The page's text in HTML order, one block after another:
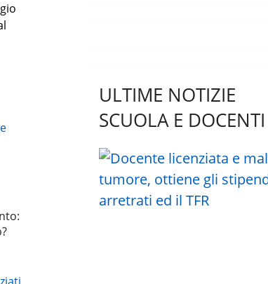
ULTIME NOTIZIE
SCUOLA E DOCENTI